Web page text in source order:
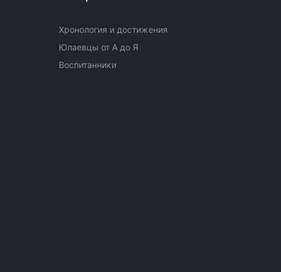
Хронология и достижения
Юлаевцы от А до Я
Воспитанники